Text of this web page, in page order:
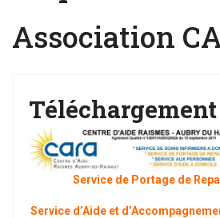
n
Association
Téléchargement
Service de Portage de
Service d’Aide et